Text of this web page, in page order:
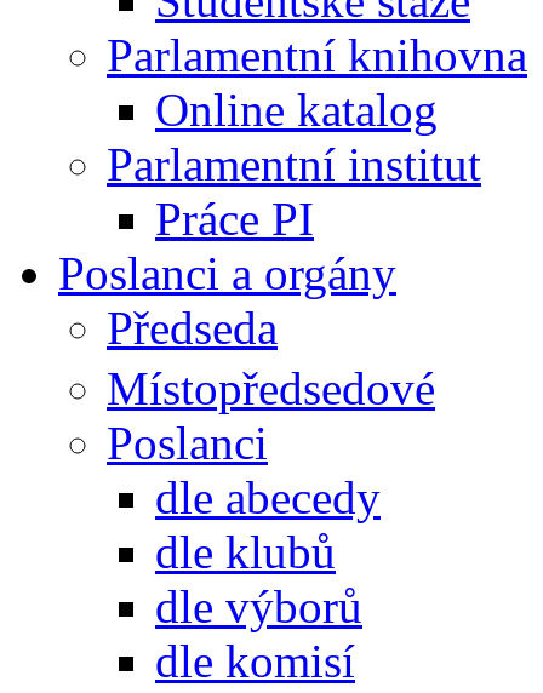
Parlamentní knihovna
Online katalog
Parlamentní institut
Práce PI
Poslanci a orgány
Předseda
Místopředsedové
Poslanci
dle abecedy
dle klubů
dle výborů
dle komisí